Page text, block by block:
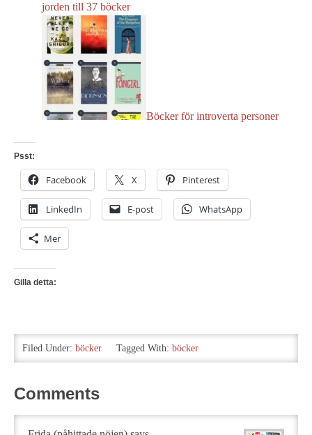
jorden till 37 böcker
Böcker för introverta personer
Psst:
Facebook X Pinterest
LinkedIn E-post WhatsApp
Mer
Gilla detta:
Filed Under: böcker Tagged With: böcker
Comments